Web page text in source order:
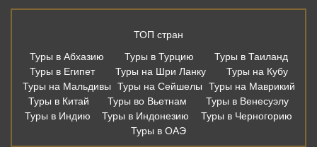
ТОП стран
Туры в Абхазию
Туры в Турцию
Туры в Таиланд
Туры в Египет
Туры на Шри Ланку
Туры на Кубу
Туры на Мальдивы
Туры на Сейшелы
Туры на Маврикий
Туры в Китай
Туры во Вьетнам
Туры в Венесуэлу
Туры в Индию
Туры в Индонезию
Туры в Черногорию
Туры в ОАЭ